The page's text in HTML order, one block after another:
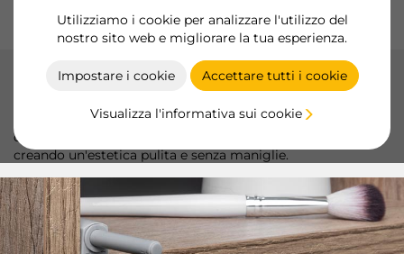
Utilizziamo i cookie per analizzare l'utilizzo del
nostro sito web e migliorare la tua esperienza.
Impostare i cookie Accettare tutti i cookie
Visualizza l'informativa sui cookie
Chiusure automatiche
Chiusure Push di Emuca, moderne e funzionali, permettono
di aprire e chiudere le porte con un semplice tocco,
creando un'estetica pulita e senza maniglie.